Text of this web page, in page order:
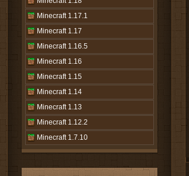
Minecraft 1.17.1
Minecraft 1.17
Minecraft 1.16.5
Minecraft 1.16
Minecraft 1.15
Minecraft 1.14
Minecraft 1.13
Minecraft 1.12.2
Minecraft 1.7.10